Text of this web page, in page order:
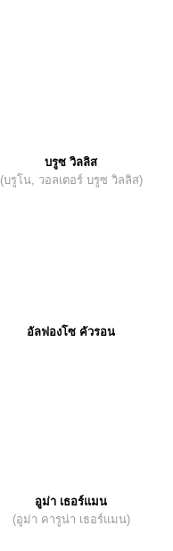
บรูซ วิลลิส
(บรูโน, วอลเตอร์ บรูซ วิลลิส)
อัลฟองโซ คัวรอน
อูม่า เธอร์แมน
(อูม่า คารูน่า เธอร์แมน)